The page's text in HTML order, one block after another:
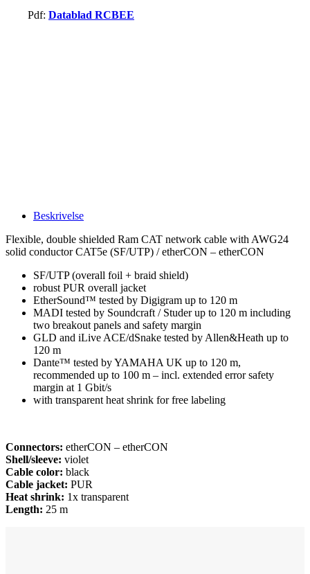
Pdf: Datablad RCBEE
Beskrivelse
Flexible, double shielded Ram CAT network cable with AWG24
solid conductor CAT5e (SF/UTP) / etherCON – etherCON
SF/UTP (overall foil + braid shield)
robust PUR overall jacket
EtherSound™ tested by Digigram up to 120 m
MADI tested by Soundcraft / Studer up to 120 m including
two breakout panels and safety margin
GLD and iLive ACE/dSnake tested by Allen&Heath up to
120 m
Dante™ tested by YAMAHA UK up to 120 m,
recommended up to 100 m – incl. extended error safety
margin at 1 Gbit/s
with transparent heat shrink for free labeling
Connectors: etherCON – etherCON
Shell/sleeve: violet
Cable color: black
Cable jacket: PUR
Heat shrink: 1x transparent
Length: 25 m